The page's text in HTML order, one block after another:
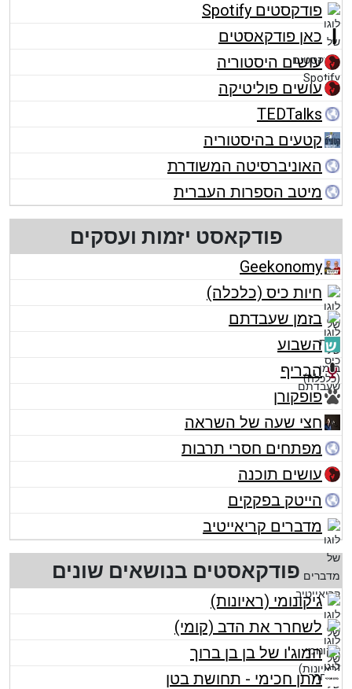
פודקסטים Spotify
כאן פודקאסטים
עושים היסטוריה
עושים פוליטיקה
TEDTalks
קטעים בהיסטוריה
האוניברסיטה המשודרת
מיטב הספרות העברית
פודקאסט יזמות ועסקים
Geekonomy
חיות כיס (כלכלה)
בזמן שעבדתם
השבוע
הבריף
פופקורן
חצי שעה של השראה
מפתחים חסרי תרבות
עושים תוכנה
הייטק בפקקים
מדברים קריאייטיב
פודקאסטים בנושאים שונים
גיקונומי (ראיונות)
לשחרר את הדב (קומי)
המוג'ו של בן בן ברוך
מתן חכימי - תחושת בטן